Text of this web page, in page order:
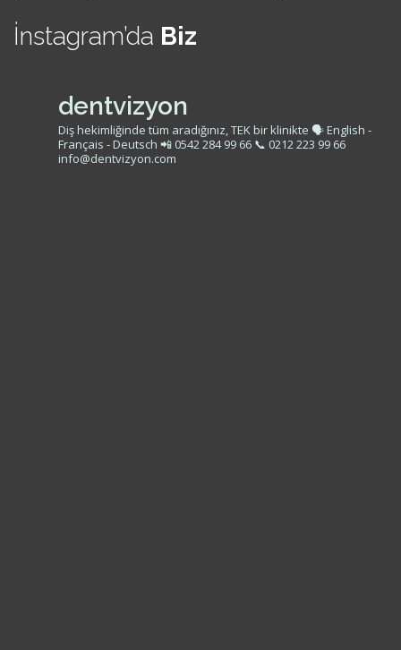
İnstagram’da Biz
dentvizyon
Diş hekimliğinde tüm aradığınız, TEK bir klinikte 🗣 English -
Français - Deutsch 📲 0542 284 99 66 📞 0212 223 99 66
info@dentvizyon.com